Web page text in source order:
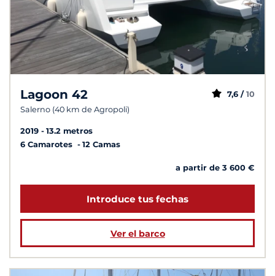
Lagoon 42
Salerno (40 km de Agropoli)
7,6 / 10
2019
13.2 metros
6 Camarotes
12 Camas
a partir de 3 600 €
Introduce tus fechas
Ver el barco